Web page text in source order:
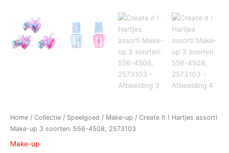
Home / Collectie / Speelgoed / Make-up / Create it ! Hartjes assorti
Make-up 3 soorten. 556-4508; 2573103
Make-up